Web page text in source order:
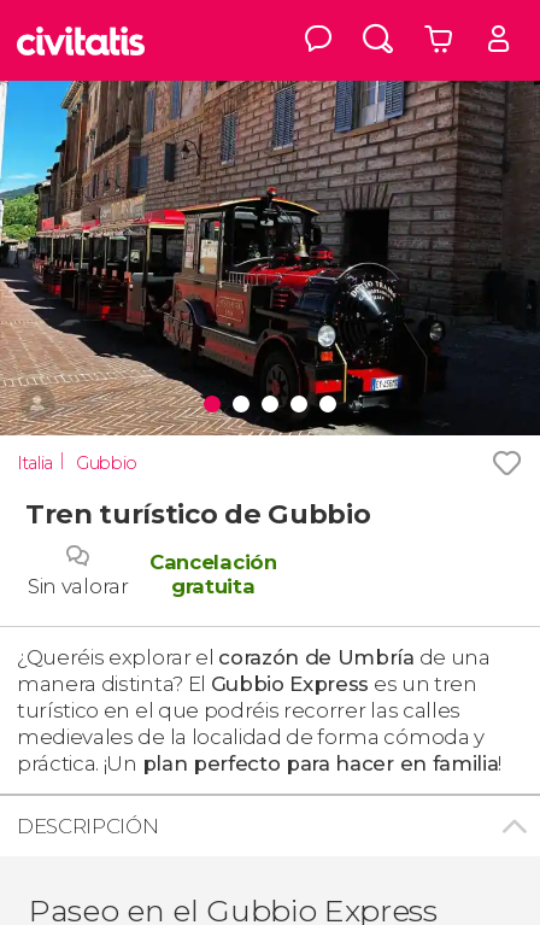
Italia Gubbio
Tren turístico de Gubbio
Sin valorar
Cancelación
gratuita
¿Queréis explorar el corazón de Umbría de una
manera distinta? El Gubbio Express es un tren
turístico en el que podréis recorrer las calles
medievales de la localidad de forma cómoda y
práctica. ¡Un plan perfecto para hacer en familia!
DESCRIPCIÓN
Paseo en el Gubbio Express